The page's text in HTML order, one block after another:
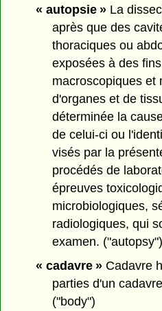
« autopsie »La
après que des
thoraciques ou
exposées à des
macroscopiques et
d'organes et de
déterminée la
de celui-ci ou
visés par la
procédés de
épreuves
microbiologiques,
radiologiques, qui
examen. ("autopsy")
« cadavre »Cadavre
parties d'un
("body")